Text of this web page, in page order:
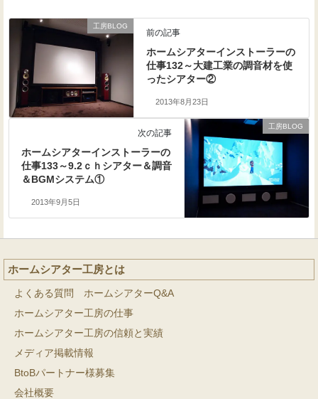
工房BLOG
前の記事
ホームシアターインストーラーの
仕事132～大建工業の調音材を使
ったシアター②
2013年8月23日
工房BLOG
次の記事
ホームシアターインストーラーの
仕事133～9.2ｃｈシアター＆調音
＆BGMシステム①
2013年9月5日
ホームシアター工房とは
よくある質問 ホームシアターQ&A
ホームシアター工房の仕事
ホームシアター工房の信頼と実績
メディア掲載情報
BtoBパートナー様募集
会社概要